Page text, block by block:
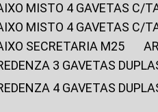
MISTO 4 GAVETAS C/
MISTO 4 GAVETAS C/
SECRETARIA M25
3 GAVETAS
4 GAVETAS